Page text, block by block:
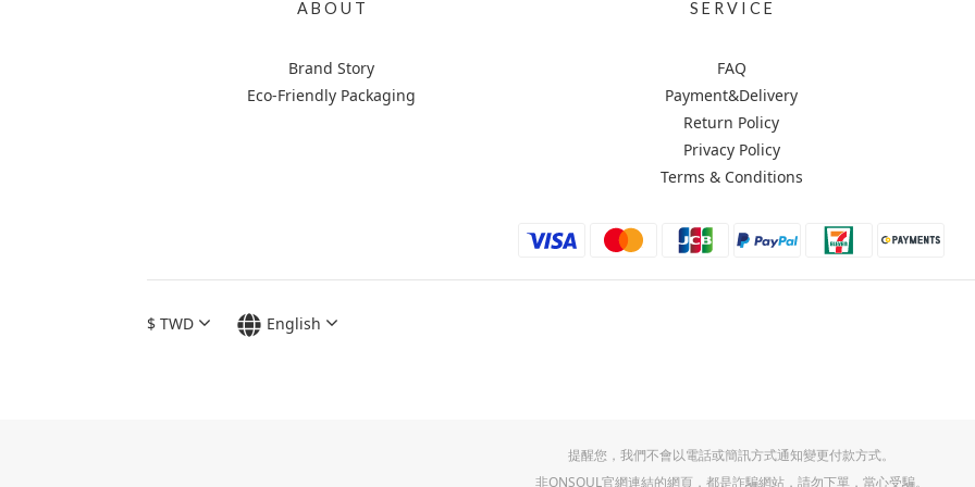
A B O U T
Brand Story
Eco-Friendly Packaging
S E R V I C E
FAQ
Payment&Delivery
Return Policy
Privacy Policy
Terms & Conditions
$ TWD English
提醒您，我們不會以電話或簡訊方式通知變更付款方式。
非ONSOUL官網連結的網頁，都是詐騙網站，請勿下單，當心受騙。